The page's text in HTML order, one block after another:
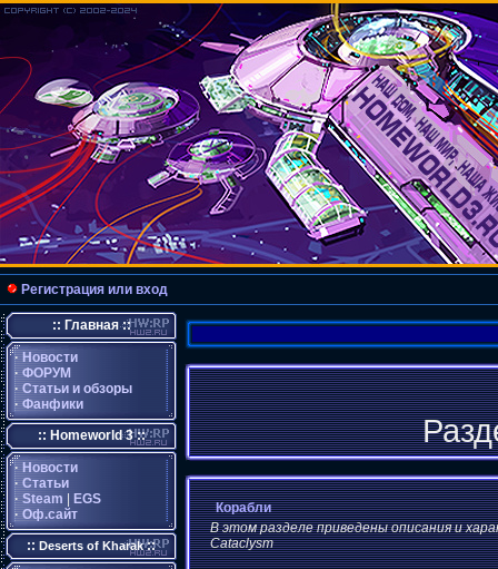
Регистрация или вход
:: Главная ::
· Новости
· ФОРУМ
· Статьи и обзоры
· Фанфики
:: Homeworld 3 ::
· Новости
· Статьи
· Steam
EGS
· Оф.сайт
:: Deserts of Kharak::
Корабли
В этом разделе приведены описания и
Cataclysm